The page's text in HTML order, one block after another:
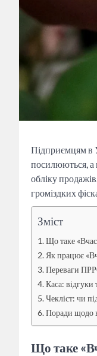
Підприємцям в
посилюються, а
обліку
громіздких
Зміст
Що таке
Як працює
Переваги
Каса: відгуки
Чекліст: чи
Поради щодо
Що таке